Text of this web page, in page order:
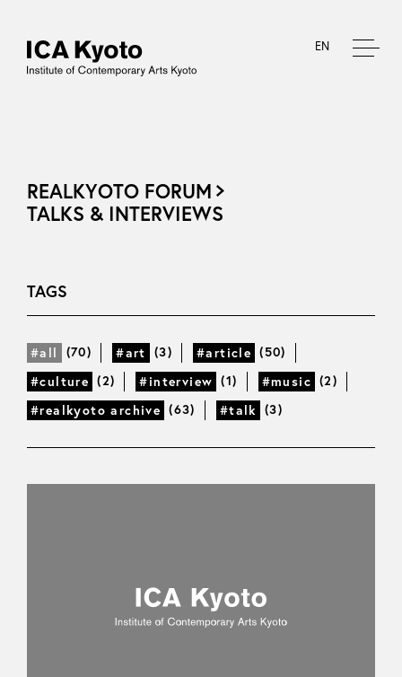
EN
REALKYOTO FORUM
TALKS & INTERVIEWS
TAGS
#all (70) #art (3) #article (50)
#culture (2) #interview (1) #music (2)
#realkyoto archive (63) #talk (3)